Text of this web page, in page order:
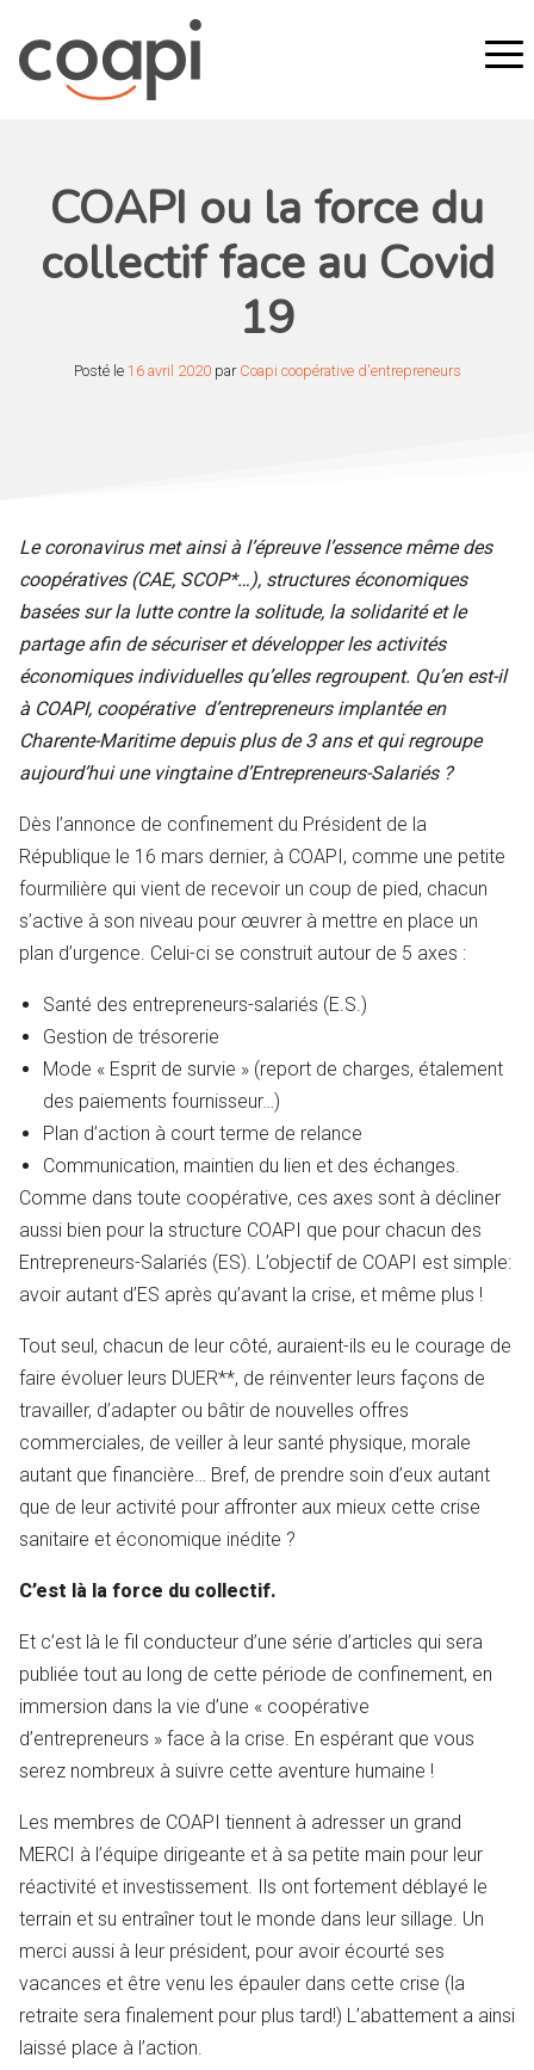
COAPI ou la force du
collectif face au Covid
19
Posté le 16 avril 2020par Coapi coopérative d'entrepreneurs
Le coronavirus met ainsi à l’épreuve l’essence même des
coopératives (CAE, SCOP*…), structures économiques
basées sur la lutte contre la solitude, la solidarité et le
partage afin de sécuriser et développer les activités
économiques individuelles qu’elles regroupent. Qu’en est-il
à COAPI, coopérative d’entrepreneurs implantée en
Charente-Maritime depuis plus de 3 ans et qui regroupe
aujourd’hui une vingtaine d’Entrepreneurs-Salariés ?
Dès l’annonce de confinement du Président de la
République le 16 mars dernier, à COAPI, comme une petite
fourmilière qui vient de recevoir un coup de pied, chacun
s’active à son niveau pour œuvrer à mettre en place un
plan d’urgence. Celui-ci se construit autour de 5 axes :
Santé des entrepreneurs-salariés (E.S.)
Gestion de trésorerie
Mode « Esprit de survie » (report de charges, étalement
des paiements fournisseur…)
Plan d’action à court terme de relance
Communication, maintien du lien et des échanges.
Comme dans toute coopérative, ces axes sont à décliner
aussi bien pour la structure COAPI que pour chacun des
Entrepreneurs-Salariés (ES). L’objectif de COAPI est simple:
avoir autant d’ES après qu’avant la crise, et même plus !
Tout seul, chacun de leur côté, auraient-ils eu le courage de
faire évoluer leurs DUER**, de réinventer leurs façons de
travailler, d’adapter ou bâtir de nouvelles offres
commerciales, de veiller à leur santé physique, morale
autant que financière… Bref, de prendre soin d’eux autant
que de leur activité pour affronter aux mieux cette crise
sanitaire et économique inédite ?
C’est là la force du collectif.
Et c’est là le fil conducteur d’une série d’articles qui sera
publiée tout au long de cette période de confinement, en
immersion dans la vie d’une « coopérative
d’entrepreneurs » face à la crise. En espérant que vous
serez nombreux à suivre cette aventure humaine !
Les membres de COAPI tiennent à adresser un grand
MERCI à l’équipe dirigeante et à sa petite main pour leur
réactivité et investissement. Ils ont fortement déblayé le
terrain et su entraîner tout le monde dans leur sillage. Un
merci aussi à leur président, pour avoir écourté ses
vacances et être venu les épauler dans cette crise (la
retraite sera finalement pour plus tard!) L’abattement a ainsi
laissé place à l’action.